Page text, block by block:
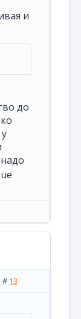
и
до
# 13